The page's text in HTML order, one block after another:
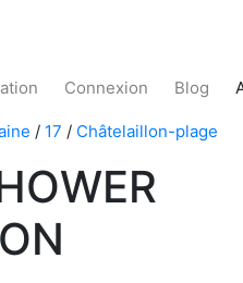
Connexion Blog
/ 17 / Châtelaillon-plage